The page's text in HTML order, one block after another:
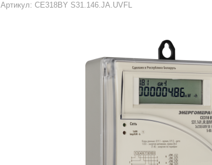
Артикул: СЕ318BY S31.146.JA.UVFL